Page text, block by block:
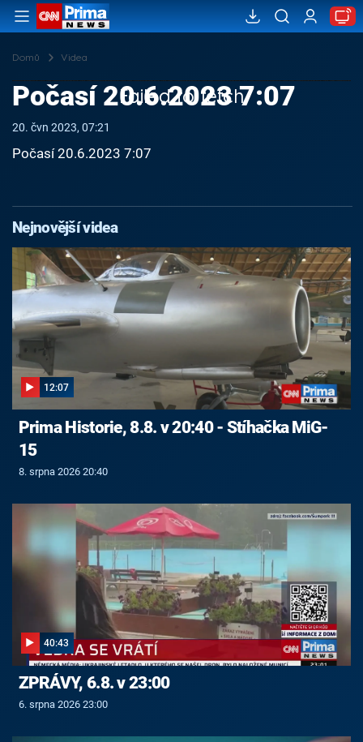
Domů Videa
Failed to fetch
Počasí 20.6.2023 7:07
20. čvn 2023, 07:21
Počasí 20.6.2023 7:07
Nejnovější videa
12:07
Prima Historie, 8.8. v 20:40 - Stíhačka MiG-
15
8. srpna 2026 20:40
40:43
ZPRÁVY, 6.8. v 23:00
6. srpna 2026 23:00